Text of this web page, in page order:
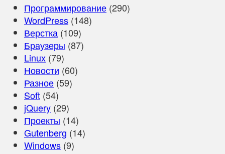
Программирование (290)
WordPress (148)
Верстка (109)
Браузеры (87)
Linux (79)
Новости (60)
Разное (59)
Soft (54)
jQuery (29)
Проекты (14)
Gutenberg (14)
Windows (9)